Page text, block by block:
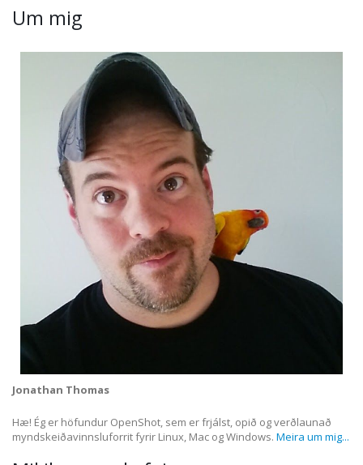
Um mig
Jonathan Thomas
Hæ! Ég er höfundur OpenShot, sem er frjálst, opið og verðlaunað
myndskeiðavinnsluforrit fyrir Linux, Mac og Windows. Meira um mig...